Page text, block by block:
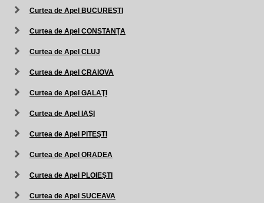
Curtea de Apel BUCUREŞTI
Curtea de Apel CONSTANŢA
Curtea de Apel CLUJ
Curtea de Apel CRAIOVA
Curtea de Apel GALAŢI
Curtea de Apel IAŞI
Curtea de Apel PITEŞTI
Curtea de Apel ORADEA
Curtea de Apel PLOIEŞTI
Curtea de Apel SUCEAVA